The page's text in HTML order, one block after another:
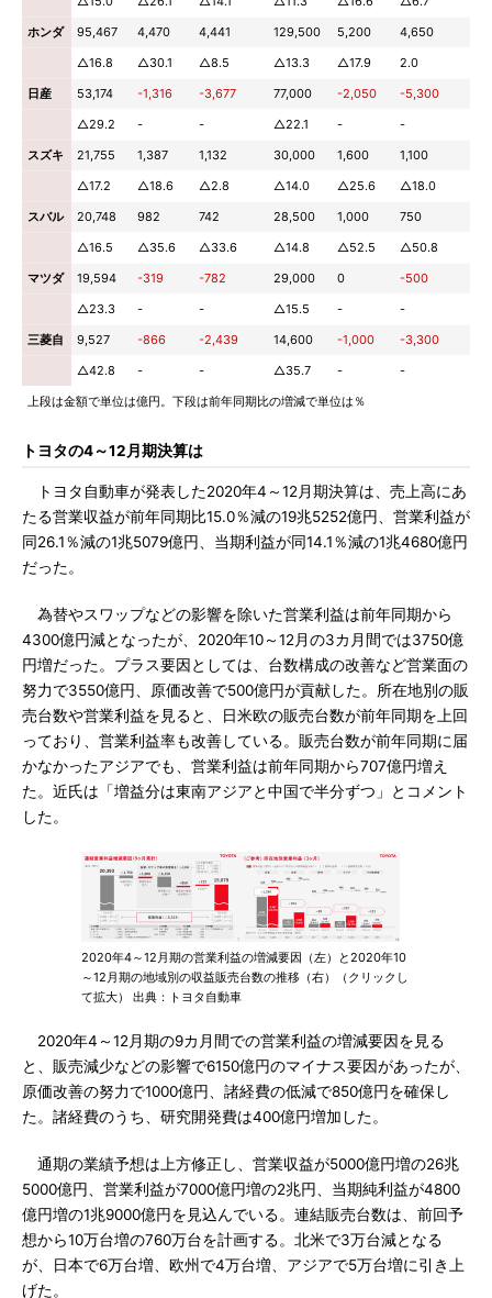
ホンダ
95,467 4,470 4,441 129,500 5,200
4,650
△16.8
△30.1 △8.5 △13.3 △17.9
2.0
日産
53,174 -1,316 -3,677 77,000 -2,050
-5,300
△29.2
- - △22.1 -
-
スズキ
21,755 1,387 1,132 30,000 1,600
1,100
△17.2
△18.6 △2.8 △14.0 △25.6
△18.0
スバル
20,748 982 742 28,500 1,000
750
△16.5
△35.6 △33.6 △14.8 △52.5
△50.8
マツダ
19,594 -319 -782 29,000 0
-500
△23.3
- - △15.5 -
-
三菱自
9,527 -866 -2,439 14,600 -1,000
-3,300
△42.8
- - △35.7 -
-
上段は金額で単位は億円。下段は前年同期比の増減で単位は％
トヨタの4～12月期決算は
トヨタ自動車が発表した2020年4～12月期決算は、売上高にあ
たる営業収益が前年同期比15.0％減の19兆5252億円、営業利益が
同26.1％減の1兆5079億円、当期利益が同14.1％減の1兆4680億円
だった。
為替やスワップなどの影響を除いた営業利益は前年同期から
4300億円減となったが、2020年10～12月の3カ月間では3750億
円増だった。プラス要因としては、台数構成の改善など営業面の
努力で3550億円、原価改善で500億円が貢献した。所在地別の販
売台数や営業利益を見ると、日米欧の販売台数が前年同期を上回
っており、営業利益率も改善している。販売台数が前年同期に届
かなかったアジアでも、営業利益は前年同期から707億円増え
た。近氏は「増益分は東南アジアと中国で半分ずつ」とコメント
した。
2020年4～12月期の営業利益の増減要因（左）と2020年10
～12月期の地域別の収益販売台数の推移（右）（クリックし
て拡大） 出典：トヨタ自動車
2020年4～12月期の9カ月間での営業利益の増減要因を見る
と、販売減少などの影響で6150億円のマイナス要因があったが、
原価改善の努力で1000億円、諸経費の低減で850億円を確保し
た。諸経費のうち、研究開発費は400億円増加した。
通期の業績予想は上方修正し、営業収益が5000億円増の26兆
5000億円、営業利益が7000億円増の2兆円、当期純利益が4800
億円増の1兆9000億円を見込んでいる。連結販売台数は、前回予
想から10万台増の760万台を計画する。北米で3万台減となる
が、日本で6万台増、欧州で4万台増、アジアで5万台増に引き上
げた。